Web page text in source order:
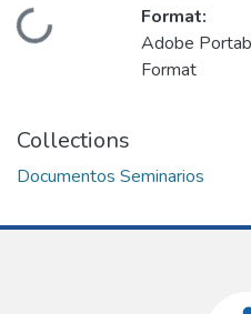
Loading...
Format:
Adobe
Format
Collections
Documentos Seminarios